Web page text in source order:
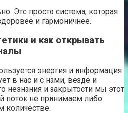
Это просто система, которая
и гармоничнее.
и как открывать
энергия и информация
в нас и с нами, везде и
незнания и закрытости мы этот
поток не принимаем либо
количестве.